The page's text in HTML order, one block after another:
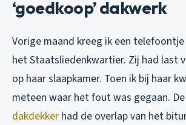
‘goedkoop’ dakwerk
Vorige maand kreeg ik een
het Staatsliedenkwartier. Zij had last
op haar slaapkamer. Toen ik bij haar
meteen waar het fout was gegaan.
dakdekker had de overlap van het